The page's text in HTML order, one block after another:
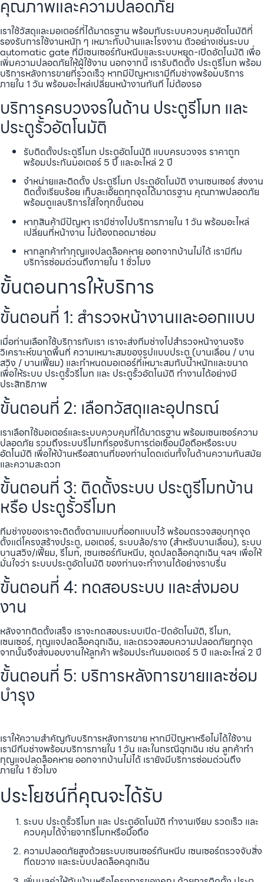
คุณภาพและความปลอดภัย
เราใช้วัสดุและมอเตอร์ที่ได้มาตรฐาน พร้อมกับระบบควบคุมอัตโนมัติที่
รองรับการใช้งานหนัก ๆ เหมาะกับบ้านและโรงงาน ตัวอย่างเช่นระบบ
automatic gate ที่มีเซนเซอร์กันหนีบและระบบหยุด-เปิดอัตโนมัติ เพื่อ
เพิ่มความปลอดภัยให้ผู้ใช้งาน นอกจากนี้ เรารับติดตั้ง ประตูรีโมท พร้อม
บริการหลังการขายที่รวดเร็ว หากมีปัญหาเรามีทีมช่างพร้อมบริการ
ภายใน 1 วัน พร้อมอะไหล่เปลี่ยนหน้างานทันที ไม่ต้องรอ
บริการครบวงจรในด้าน ประตูรีโมท และ
ประตูรั้วอัตโนมัติ
รับติดตั้งประตูรีโมท ประตูอัตโนมัติ แบบครบวงจร ราคาถูก
พร้อมประกันมอเตอร์ 5 ปี และอะไหล่ 2 ปี
จำหน่ายและติดตั้ง ประตูรีโมท ประตูอัตโนมัติ งานเซนเซอร์ ส่งงาน
ติดตั้งเรียบร้อย เก็บละเอียดทุกจุดได้มาตรฐาน คุณภาพปลอดภัย
พร้อมดูแลบริการใส่ใจทุกขั้นตอน
หากสินค้ามีปัญหา เรามีช่างไปบริการภายใน 1 วัน พร้อมอะไหล่
เปลี่ยนที่หน้างาน ไม่ต้องถอดมาซ่อม
หากลูกค้าทำกุญแจปลดล็อคหาย ออกจากบ้านไม่ได้ เรามีทีม
บริการซ่อมด่วนถึงภายใน 1 ชั่วโมง
ขั้นตอนการให้บริการ
ขั้นตอนที่ 1: สำรวจหน้างานและออกแบบ
เมื่อท่านเลือกใช้บริการกับเรา เราจะส่งทีมช่างไปสำรวจหน้างานจริง
วิเคราะห์ขนาดพื้นที่ ความเหมาะสมของรูปแบบประตู (บานเลื่อน / บาน
สวิง / บานเฟี้ยม) และกำหนดมอเตอร์ที่เหมาะสมกับน้ำหนักและขนาด
เพื่อให้ระบบ ประตูรั้วรีโมท และ ประตูรั้วอัตโนมัติ ทำงานได้อย่างมี
ประสิทธิภาพ
ขั้นตอนที่ 2: เลือกวัสดุและอุปกรณ์
เราเลือกใช้มอเตอร์และระบบควบคุมที่ได้มาตรฐาน พร้อมเซนเซอร์ความ
ปลอดภัย รวมถึงระบบรีโมทที่รองรับการต่อเชื่อมมือถือหรือระบบ
อัตโนมัติ เพื่อให้บ้านหรือสถานที่ของท่านโดดเด่นทั้งในด้านความทันสมัย
และความสะดวก
ขั้นตอนที่ 3: ติดตั้งระบบ ประตูรีโมทบ้าน
หรือ ประตูรั้วรีโมท
ทีมช่างของเราจะติดตั้งตามแบบที่ออกแบบไว้ พร้อมตรวจสอบทุกจุด
ตั้งแต่โครงสร้างประตู, มอเตอร์, ระบบล้อ/ราง (สำหรับบานเลื่อน), ระบบ
บานสวิง/เฟี้ยม, รีโมท, เซนเซอร์กันหนีบ, ชุดปลดล็อคฉุกเฉิน ฯลฯ เพื่อให้
มั่นใจว่า ระบบประตูอัตโนมัติ ของท่านจะทำงานได้อย่างราบรื่น
ขั้นตอนที่ 4: ทดสอบระบบ และส่งมอบ
งาน
หลังจากติดตั้งเสร็จ เราจะทดสอบระบบเปิด-ปิดอัตโนมัติ, รีโมท,
เซนเซอร์, กุญแจปลดล็อคฉุกเฉิน, และตรวจสอบความปลอดภัยทุกจุด
จากนั้นจึงส่งมอบงานให้ลูกค้า พร้อมประกันมอเตอร์ 5 ปี และอะไหล่ 2 ปี
ขั้นตอนที่ 5: บริการหลังการขายและซ่อม
บำรุง
เราให้ความสำคัญกับบริการหลังการขาย หากมีปัญหาหรือไม่ได้ใช้งาน
เรามีทีมช่างพร้อมบริการภายใน 1 วัน และในกรณีฉุกเฉิน เช่น ลูกค้าทำ
กุญแจปลดล็อคหาย ออกจากบ้านไม่ได้ เรายังมีบริการซ่อมด่วนถึง
ภายใน 1 ชั่วโมง
ประโยชน์ที่คุณจะได้รับ
ระบบ ประตูรั้วรีโมท และ ประตูอัตโนมัติ ทำงานเงียบ รวดเร็ว และ
ควบคุมได้ง่ายจากรีโมทหรือมือถือ
ความปลอดภัยสูงด้วยระบบเซนเซอร์กันหนีบ เซนเซอร์ตรวจจับสิ่ง
กีดขวาง และระบบปลดล็อคฉุกเฉิน